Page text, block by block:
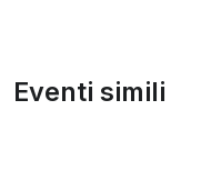
Eventi simili